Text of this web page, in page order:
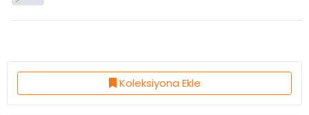
Koleksiyona Ekle